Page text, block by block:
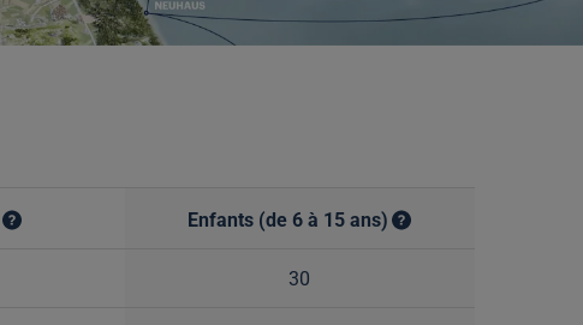
Enfants (de 6 à 15 ans)
30